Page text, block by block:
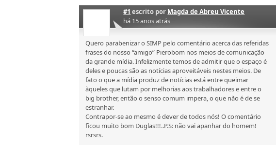
#1 escrito por Magda de Abreu Vicente
há 15 anos atrás
Quero parabenizar o SIMP pelo comentário acerca das referidas
frases do nosso “amigo” Pierobom nos meios de comunicação
da grande mídia. Infelizmente temos de admitir que o espaço é
deles e poucas são as notícias aproveitáveis nestes meios. De
fato o que a mídia produz de notícias está entre queimar
àqueles que lutam por melhorias aos trabalhadores e entre o
big brother, então o senso comum impera, o que não é de se
estranhar.
Contrapor-se ao mesmo é dever de todos nós! O comentário
ficou muito bom Duglas!!!..P.S: não vai apanhar do homem!
rsrsrs.